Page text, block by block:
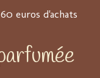
euros d'achats